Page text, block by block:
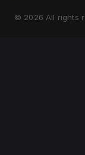
© 2026 All rights